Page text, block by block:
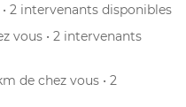
2 intervenants disponibles
vous • 2 intervenants
de chez vous • 2